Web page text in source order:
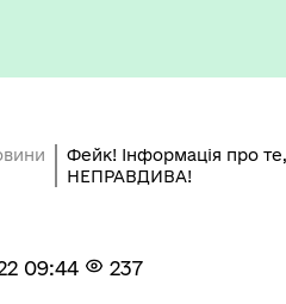
Фейк! Інформація про
НЕПРАВДИВА!
09:44 237